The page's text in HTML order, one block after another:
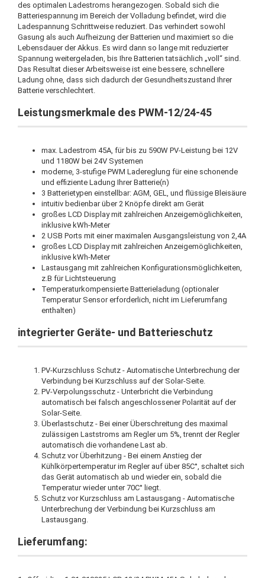
des optimalen Ladestroms herangezogen. Sobald sich die
Batteriespannung im Bereich der Volladung befindet, wird die
Ladespannung Schrittweise reduziert. Das verhindert sowohl
Gasung als auch Aufheizung der Batterien und maximiert so die
Lebensdauer der Akkus. Es wird dann so lange mit reduzierter
Spannung weitergeladen, bis Ihre Batterien tatsächlich „voll“ sind.
Das Resultat dieser Arbeitsweise ist eine bessere, schnellere
Ladung ohne, dass sich dadurch der Gesundheitszustand Ihrer
Batterie verschlechtert.
Leistungsmerkmale des PWM-12/24-45
max. Ladestrom 45A, für bis zu 590W PV-Leistung bei 12V
und 1180W bei 24V Systemen
moderne, 3-stufige PWM Ladereglung für eine schonende
und effiziente Ladung Ihrer Batterie(n)
3 Batterietypen einstellbar: AGM, GEL, und flüssige Bleisäure
intuitiv bedienbar über 2 Knöpfe direkt am Gerät
großes LCD Display mit zahlreichen Anzeigemöglichkeiten,
inklusive kWh-Meter
2 USB Ports mit einer maximalen Ausgangsleistung von 2,4A
großes LCD Display mit zahlreichen Anzeigemöglichkeiten,
inklusive kWh-Meter
Lastausgang mit zahlreichen Konfigurationsmöglichkeiten,
z.B für Lichtsteuerung
Temperaturkompensierte Batterieladung (optionaler
Temperatur Sensor erforderlich, nicht im Lieferumfang
enthalten)
integrierter Geräte- und Batterieschutz
PV-Kurzschluss Schutz - Automatische Unterbrechung der
Verbindung bei Kurzschluss auf der Solar-Seite.
PV-Verpolungsschutz - Unterbricht die Verbindung
automatisch bei falsch angeschlossener Polarität auf der
Solar-Seite.
Überlastschutz - Bei einer Überschreitung des maximal
zulässigen Laststroms am Regler um 5%, trennt der Regler
automatisch die vorhandene Last ab.
Schutz vor Überhitzung - Bei einem Anstieg der
Kühlkörpertemperatur im Regler auf über 85C°, schaltet sich
das Gerät automatisch ab und wieder ein, sobald die
Temperatur wieder unter 70C° liegt.
Schutz vor Kurzschluss am Lastausgang - Automatische
Unterbrechung der Verbindung bei Kurzschluss am
Lastausgang.
Lieferumfang: